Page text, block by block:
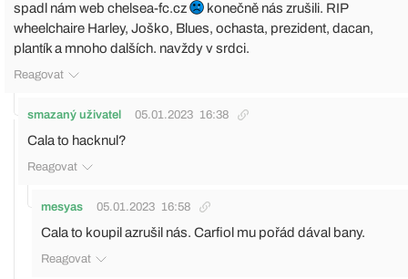
spadl nám web chelsea-fc.cz
konečně nás zrušili. RIP
wheelchaire Harley, Joško, Blues, ochasta, prezident, dacan,
plantík a mnoho dalších. navždy v srdci.
Reagovat
smazaný uživatel 05.01.2023 16:38
Cala to hacknul?
Reagovat
mesyas 05.01.2023 16:58
Cala to koupil azrušil nás. Carfiol mu pořád dával bany.
Reagovat